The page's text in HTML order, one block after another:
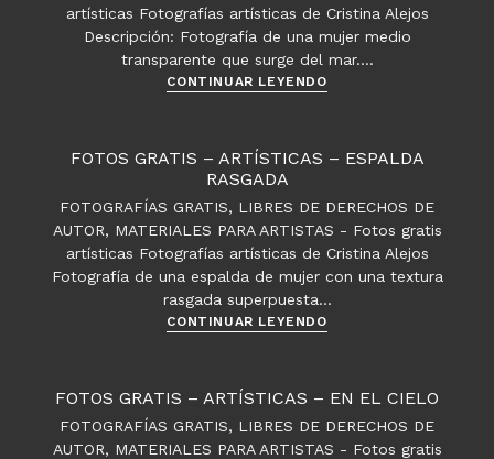
artísticas Fotografías artísticas de Cristina Alejos
Descripción: Fotografía de una mujer medio
transparente que surge del mar.…
CONTINUAR LEYENDOFotos
Artísticas
FOTOS GRATIS – ARTÍSTICAS – ESPALDA
RASGADA
FOTOGRAFÍAS GRATIS, LIBRES DE DERECHOS DE
AUTOR, MATERIALES PARA ARTISTAS - Fotos gratis
artísticas Fotografías artísticas de Cristina Alejos
Fotografía de una espalda de mujer con una textura
rasgada superpuesta…
CONTINUAR LEYENDOFotos
Artísticas
Espalda
FOTOS GRATIS – ARTÍSTICAS – EN EL CIELO
FOTOGRAFÍAS GRATIS, LIBRES DE DERECHOS DE
AUTOR, MATERIALES PARA ARTISTAS - Fotos gratis